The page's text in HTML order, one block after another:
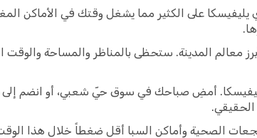
على الكثير مما يشغل وقتك في الأماكن
معالم المدينة. ستحظى بالمناظر والمساحة
في يليفيسكا. أمضِ صباحك في سوق حيّ شعبي، أو انضم
الحقيقي.
الصحية وأماكن السبا أقل ضغطاً خلال هذا